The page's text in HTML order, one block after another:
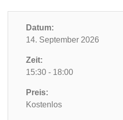
Datum:
14. September 2026
Zeit:
15:30 - 18:00
Preis:
Kostenlos